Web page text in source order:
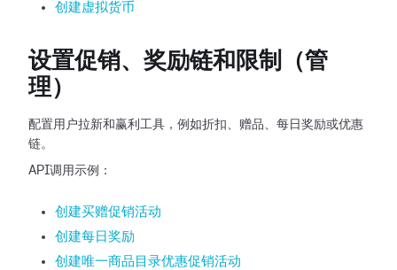
创建虚拟货币
设置促销、奖励链和限制（管
理）
配置用户拉新和赢利工具，例如折扣、赠品、每日奖励或优惠
链。
API调用示例：
创建买赠促销活动
创建每日奖励
创建唯一商品目录优惠促销活动